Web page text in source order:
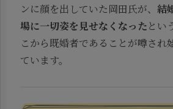
ンに顔を出していた岡田氏が、 結
場に一切姿を見せなくなったとい
こから既婚者であることが噂され
ています。